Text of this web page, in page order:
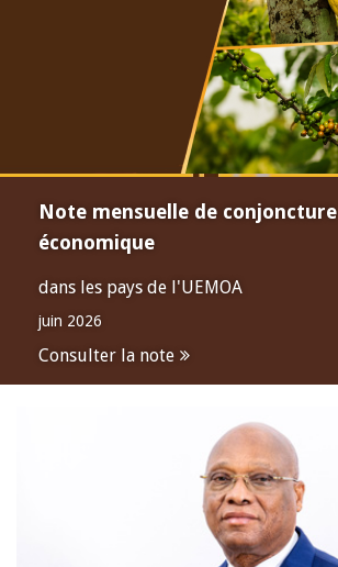
Note mensuelle de conjoncture
économique
dans les pays de l'UEMOA
juin 2026
Consulter la note